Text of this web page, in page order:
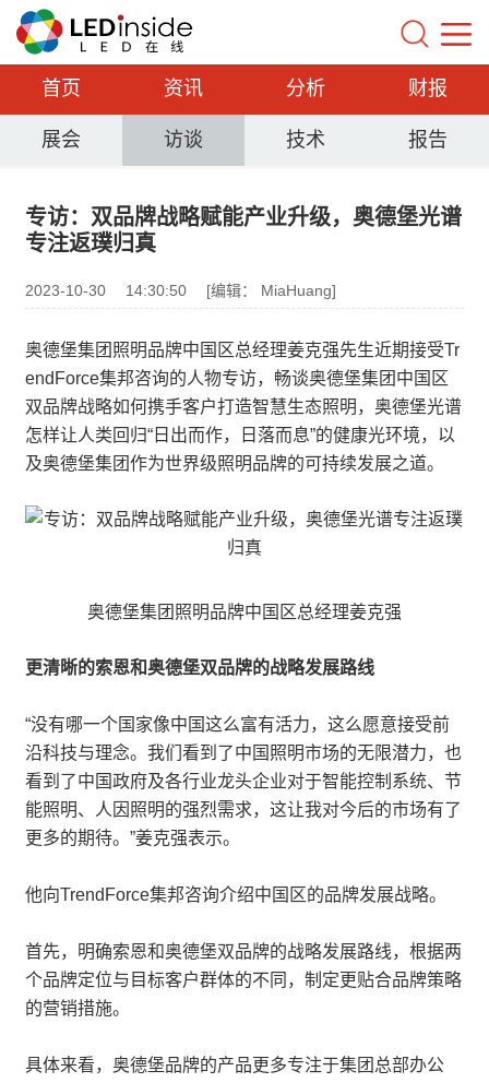
首页 资讯 分析 财报
展会 访谈 技术 报告
专访：双品牌战略赋能产业升级，奥德堡光谱
专注返璞归真
2023-10-30 14:30:50 [编辑： MiaHuang]
奥德堡集团照明品牌中国区总经理姜克强先生近期接受Tr
endForce集邦咨询的人物专访，畅谈奥德堡集团中国区
双品牌战略如何携手客户打造智慧生态照明，奥德堡光谱
怎样让人类回归“日出而作，日落而息”的健康光环境，以
及奥德堡集团作为世界级照明品牌的可持续发展之道。
奥德堡集团照明品牌中国区总经理姜克强
更清晰的索恩和奥德堡双品牌的战略发展路线
“没有哪一个国家像中国这么富有活力，这么愿意接受前
沿科技与理念。我们看到了中国照明市场的无限潜力，也
看到了中国政府及各行业龙头企业对于智能控制系统、节
能照明、人因照明的强烈需求，这让我对今后的市场有了
更多的期待。”姜克强表示。
他向TrendForce集邦咨询介绍中国区的品牌发展战略。
首先，明确索恩和奥德堡双品牌的战略发展路线，根据两
个品牌定位与目标客户群体的不同，制定更贴合品牌策略
的营销措施。
具体来看，奥德堡品牌的产品更多专注于集团总部办公